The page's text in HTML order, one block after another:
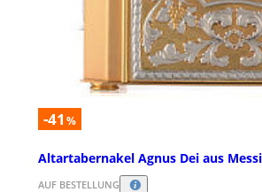
-41 %
Altartabernakel Agnus Dei aus
AUF BESTELLUNG